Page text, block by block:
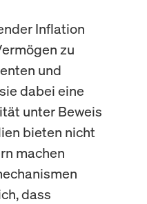
Inflation
zu
und
dabei eine
unter Beweis
bieten nicht
machen
dass